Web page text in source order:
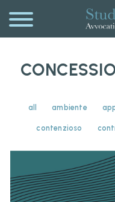
all ambiente
contenzioso